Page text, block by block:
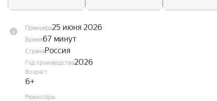
Премьера25 июня 2026
Время67 минут
СтранаРоссия
Год производства2026
Возраст
6+
Режиссёры